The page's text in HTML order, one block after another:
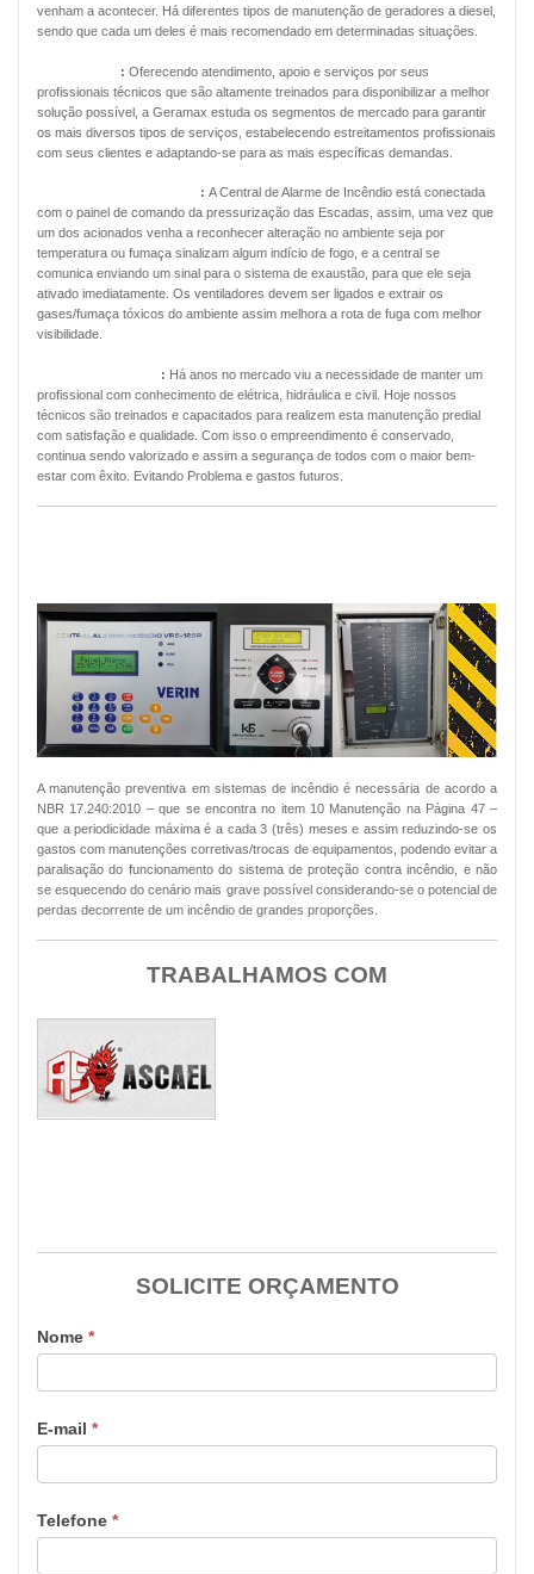
venham a acontecer. Há diferentes tipos de manutenção de geradores a diesel,
sendo que cada um deles é mais recomendado em determinadas situações.
: Oferecendo atendimento, apoio e serviços por seus
profissionais técnicos que são altamente treinados para disponibilizar a melhor
solução possível, a Geramax estuda os segmentos de mercado para garantir
os mais diversos tipos de serviços, estabelecendo estreitamentos profissionais
com seus clientes e adaptando-se para as mais específicas demandas.
: A Central de Alarme de Incêndio está conectada
com o painel de comando da pressurização das Escadas, assim, uma vez que
um dos acionados venha a reconhecer alteração no ambiente seja por
temperatura ou fumaça sinalizam algum indício de fogo, e a central se
comunica enviando um sinal para o sistema de exaustão, para que ele seja
ativado imediatamente. Os ventiladores devem ser ligados e extrair os
gases/fumaça tóxicos do ambiente assim melhora a rota de fuga com melhor
visibilidade.
: Há anos no mercado viu a necessidade de manter um
profissional com conhecimento de elétrica, hidráulica e civil. Hoje nossos
técnicos são treinados e capacitados para realizem esta manutenção predial
com satisfação e qualidade. Com isso o empreendimento é conservado,
continua sendo valorizado e assim a segurança de todos com o maior bem-
estar com êxito. Evitando Problema e gastos futuros.
A manutenção preventiva em sistemas de incêndio é necessária de acordo a
NBR 17.240:2010 – que se encontra no item 10 Manutenção na Página 47 –
que a periodicidade máxima é a cada 3 (três) meses e assim reduzindo-se os
gastos com manutenções corretivas/trocas de equipamentos, podendo evitar a
paralisação do funcionamento do sistema de proteção contra incêndio, e não
se esquecendo do cenário mais grave possível considerando-se o potencial de
perdas decorrente de um incêndio de grandes proporções.
TRABALHAMOS COM
SOLICITE ORÇAMENTO
Nome *
E-mail *
Telefone *